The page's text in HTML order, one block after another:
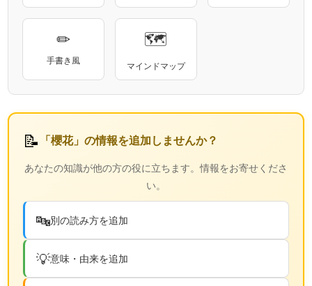
✏
手書き風
🗺
マインドマップ
📝 「櫻花」の情報を追加しませんか？
あなたの知識が他の方の役に立ちます。情報をお寄せくださ
い。
🔤別の読み方を追加
💡意味・由来を追加